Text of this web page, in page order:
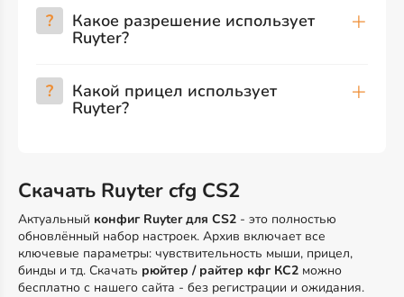
? Какое разрешение использует
Ruyter?
? Какой прицел использует
Ruyter?
Скачать Ruyter cfg CS2
Актуальный конфиг Ruyter для CS2 - это полностью
обновлённый набор настроек. Архив включает все
ключевые параметры: чувствительность мыши, прицел,
бинды и тд. Скачать рюйтер / райтер кфг КС2 можно
бесплатно с нашего сайта - без регистрации и ожидания.